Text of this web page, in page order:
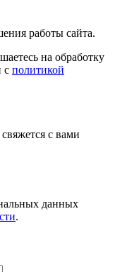
работы сайта.
на обработку
с политикой
с вами
данных
.